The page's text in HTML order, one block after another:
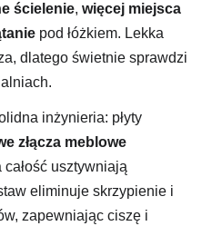
ścielenie, więcej miejsca
pod łóżkiem. Lekka
dlatego świetnie sprawdzi
inżynieria: płyty
złącza meblowe
usztywniają
eliminuje skrzypienie i
zapewniając ciszę i